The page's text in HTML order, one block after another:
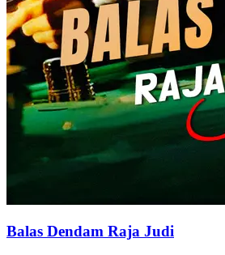
Balas Dendam Raja Judi